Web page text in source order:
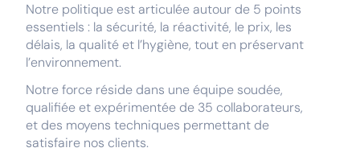
Notre politique est articulée autour de 5 points
essentiels : la sécurité, la réactivité, le prix, les
délais, la qualité et l’hygiène, tout en préservant
l’environnement.
Notre force réside dans une équipe soudée,
qualifiée et expérimentée de 35 collaborateurs,
et des moyens techniques permettant de
satisfaire nos clients.